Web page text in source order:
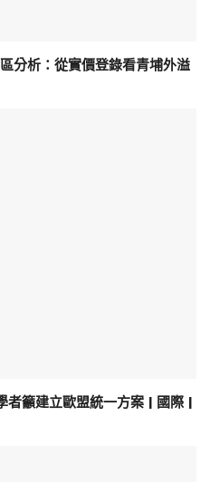
分析：從實價登錄看青埔外溢
籲建立歐盟統一方案 | 國際 |